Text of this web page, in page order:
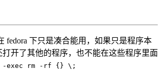
fedora 下只是凑合能用，如果只是程序本
开了其他的程序，也不能在这些程序里面
-exec rm -rf {} \;